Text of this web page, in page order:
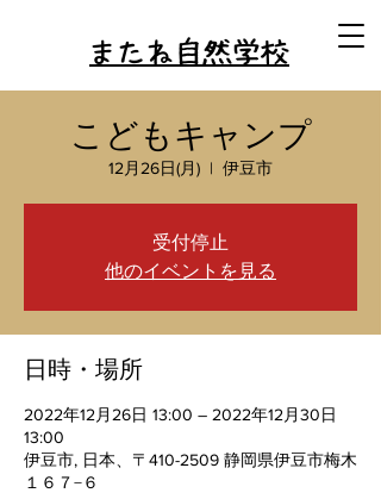
またね自然学校
こどもキャンプ
12月26日(月)
  |
伊豆市
受付停止
他のイベントを見る
日時・場所
2022年12月26日 13:00 – 2022年12月30日
13:00
伊豆市, 日本、〒410-2509 静岡県伊豆市梅木
１６７−６